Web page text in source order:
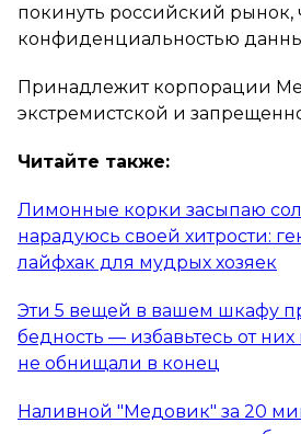
покинуть российский рынок,
конфиденциальностью
Принадлежит корпорации
экстремистской и
Читайте также:
Лимонные корки засыпаю
нарадуюсь своей хитрости:
лайфхак для мудрых хозяек
Эти 5 вещей в вашем шкафу
бедность — избавьтесь от
не обнищали в конец
Наливной "Медовик" за 20